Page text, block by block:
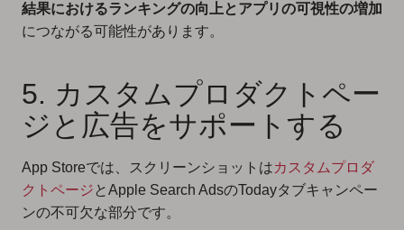
結果におけるランキングの向上とアプリの可視性の増加
につながる可能性があります。
5. カスタムプロダクトペー
ジと広告をサポートする
App Storeでは、スクリーンショットはカスタムプロダ
クトページ とApple Search AdsのTodayタブキャンペー
ンの不可欠な部分です。